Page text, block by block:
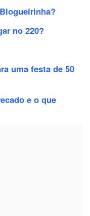
no 220?
uma festa de 50
e o que